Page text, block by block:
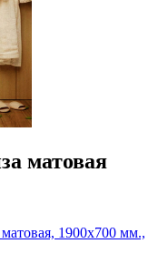
матовая
1900х700 мм.,